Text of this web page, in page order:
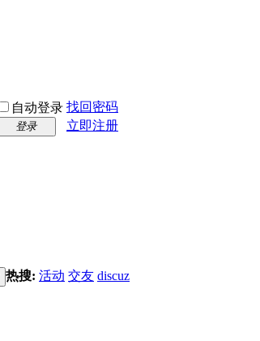
自动登录 找回密码
登录 立即注册
热搜: 活动 交友 discuz